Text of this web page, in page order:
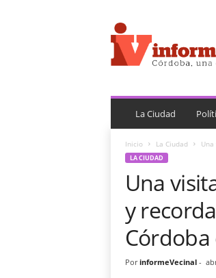
n
f
o
e
e
La Ciudad
Inicio La Ciudad
LA CIUDAD
Una
y
Por informeVecinal-